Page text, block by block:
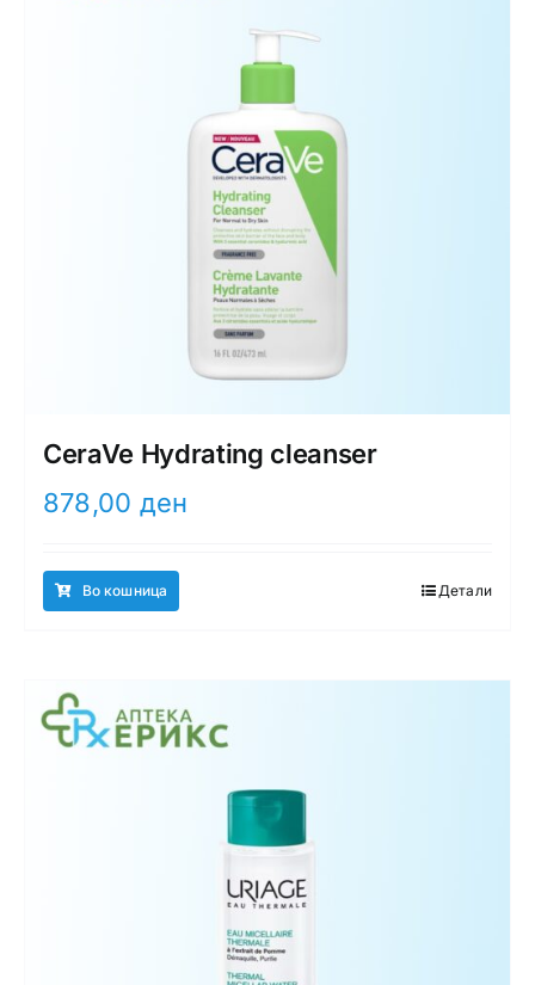
CeraVe Hydrating cleanser
878,00 ден
Во кошница Детали